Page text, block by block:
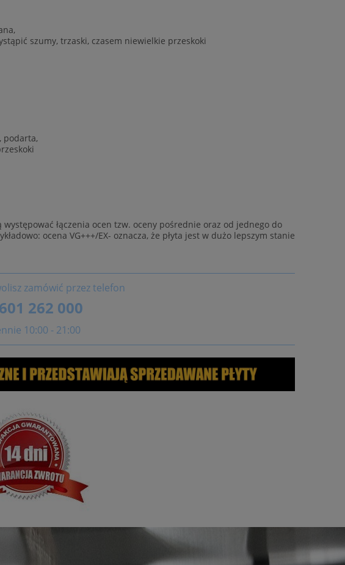
szumy, trzaski, czasem niewielkie przeskoki
podarta,
łączenia ocen tzw. oceny pośrednie oraz od jednego do
ocena VG+++/EX- oznacza, że płyta jest w dużo lepszym stanie
zamówić przez telefon
262 000
10:00 - 21:00